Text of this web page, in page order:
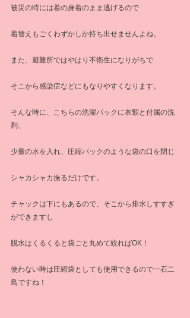
被災の時には着の身着のまま逃げるので
着替えもごくわずかしか持ち出せませんよね。
また、避難所ではやはり不衛生になりがちで
そこから感染症などにもなりやすくなります。
そんな時に、こちらの洗濯パックに衣類と付属の洗
剤、
少量の水を入れ、圧縮パックのような袋の口を閉じ
シャカシャカ振るだけです。
チャックは下にもあるので、そこから排水しすすぎ
ができますし
脱水はくるくると袋ごと丸めて絞ればOK！
使わない時は圧縮袋としても使用できるので一石二
鳥ですね！